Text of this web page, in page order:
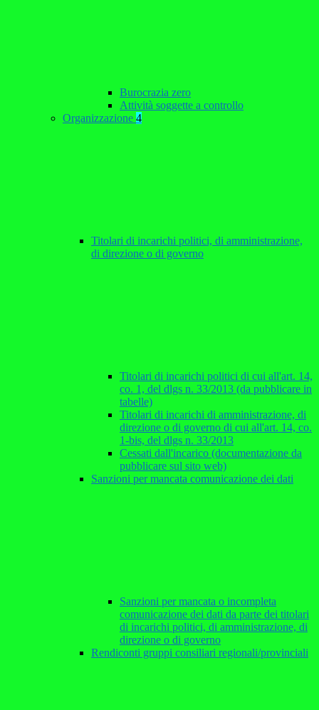
Burocrazia zero
Attività soggette a controllo
Organizzazione 4
Titolari di incarichi politici, di amministrazione,
di direzione o di governo
Titolari di incarichi politici di cui all'art. 14,
co. 1, del dlgs n. 33/2013 (da pubblicare in
tabelle)
Titolari di incarichi di amministrazione, di
direzione o di governo di cui all'art. 14, co.
1-bis, del dlgs n. 33/2013
Cessati dall'incarico (documentazione da
pubblicare sul sito web)
Sanzioni per mancata comunicazione dei dati
Sanzioni per mancata o incompleta
comunicazione dei dati da parte dei titolari
di incarichi politici, di amministrazione, di
direzione o di governo
Rendiconti gruppi consiliari regionali/provinciali